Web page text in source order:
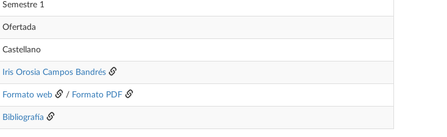
Semestre 1
Ofertada
Castellano
Iris Orosia Campos Bandrés
Formato web / Formato PDF
Bibliografía